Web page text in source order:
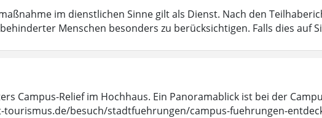
im dienstlichen Sinne gilt als Dienst. Nach den
Menschen besonders zu berücksichtigen. Falls dies auf
Campus-Relief im Hochhaus. Ein Panoramablick ist bei der
tourismus.de/besuch/stadtfuehrungen/campus-fuehrungen-